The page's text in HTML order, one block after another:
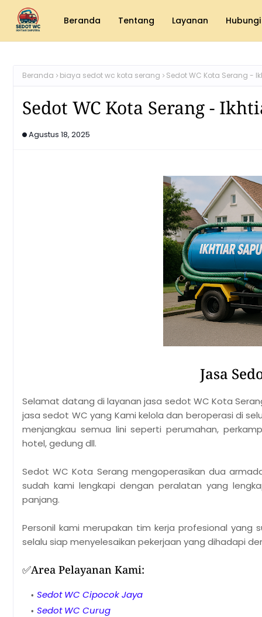
Beranda Tentang Layanan
Beranda biaya sedot wc kota serang Sedot WC Kota Serang -
Sedot WC Kota Serang -
Agustus 18, 2025
Jasa
Selamat datang di layanan jasa sedot WC Kota
jasa sedot WC yang Kami kelola dan beroperasi di
menjangkau semua lini seperti perumahan,
hotel, gedung dll.
Sedot WC Kota Serang mengoperasikan dua
sudah kami lengkapi dengan peralatan yang
panjang.
Personil kami merupakan tim kerja profesional yang
selalu siap menyelesaikan pekerjaan yang dihadapi
✅Area Pelayanan Kami:
Sedot WC Cipocok Jaya
Sedot WC Curug